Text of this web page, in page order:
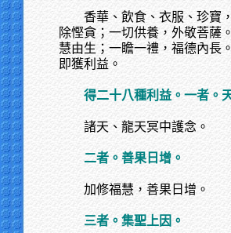
香華、飲食、衣服、珍寶
除慳貪；一切供養，外敬菩薩
慧由生；一瞻一禮，福德內長
即獲利益。
得二十八種利益。一者。
諸天、龍天冥中護念。
二者。善果日增。
加修福慧，善果日增。
三者。集聖上因。